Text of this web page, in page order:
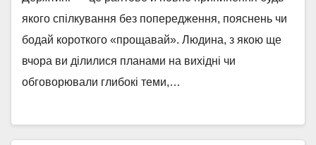
якого спілкування без попередження, пояснень чи
бодай короткого «прощавай». Людина, з якою ще
вчора ви ділилися планами на вихідні чи
обговорювали глибокі теми,…